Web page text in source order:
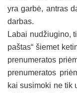
yra garbė, antras
darbas.
Labai nudžiugino,
paštas“ šiemet
prenumeratos
prenumeratos
kai susimoki ne tik